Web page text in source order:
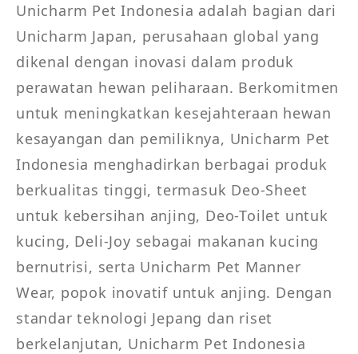
Unicharm Pet Indonesia adalah bagian dari
Unicharm Japan, perusahaan global yang
dikenal dengan inovasi dalam produk
perawatan hewan peliharaan. Berkomitmen
untuk meningkatkan kesejahteraan hewan
kesayangan dan pemiliknya, Unicharm Pet
Indonesia menghadirkan berbagai produk
berkualitas tinggi, termasuk Deo-Sheet
untuk kebersihan anjing, Deo-Toilet untuk
kucing, Deli-Joy sebagai makanan kucing
bernutrisi, serta Unicharm Pet Manner
Wear, popok inovatif untuk anjing. Dengan
standar teknologi Jepang dan riset
berkelanjutan, Unicharm Pet Indonesia